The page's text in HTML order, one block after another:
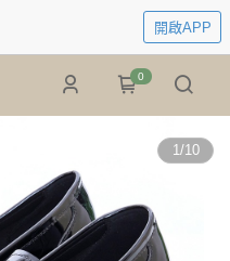
開啟APP
0
1/10